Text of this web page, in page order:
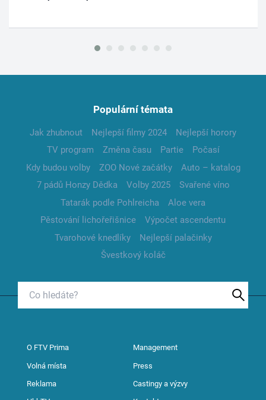
Populární témata
Jak zhubnout Nejlepší filmy 2024
Nejlepší horory
TV program
Změna času Partie
Počasí
Kdy budou volby
ZOO Nové začátky
Auto – katalog
7 pádů Honzy Dědka
Volby 2025
Svařené víno
Tatarák podle Pohlreicha
Aloe vera
Pěstování lichořeřišnice
Výpočet ascendentu
Tvarohové knedlíky
Nejlepší palačinky
Švestkový koláč
O FTV Prima Management
Volná místa Press
Reklama Castingy a výzvy